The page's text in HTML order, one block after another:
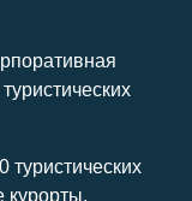
курорты,